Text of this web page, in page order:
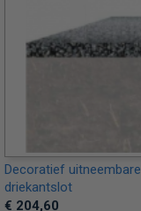
Decoratief
driekantslot
€ 204,60